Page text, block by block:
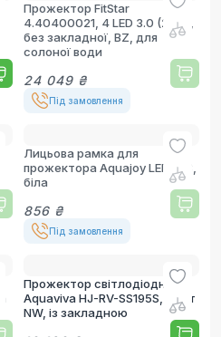
Прожектор FitStar
4.40400021, 4 LED 3.0 (24 В),
без закладної, BZ, для
солоної води
24 049 ₴
Під замовлення
Лицьова рамка для
прожектора Aquajoy LED003,
біла
856 ₴
Під замовлення
Прожектор світлодіодний
Aquaviva HJ-RV-SS195S, 10 Вт
NW, із закладною